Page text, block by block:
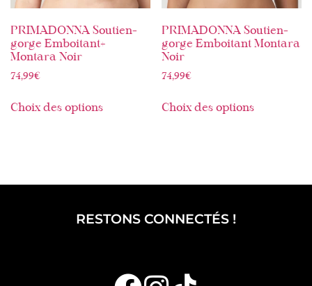
PRIMADONNA Soutien-
gorge Emboitant+
Montara Noir
74,99€
Choix des options
PRIMADONNA Soutien-
gorge Emboitant Montara
Noir
74,99€
Choix des options
RESTONS CONNECTÉS !